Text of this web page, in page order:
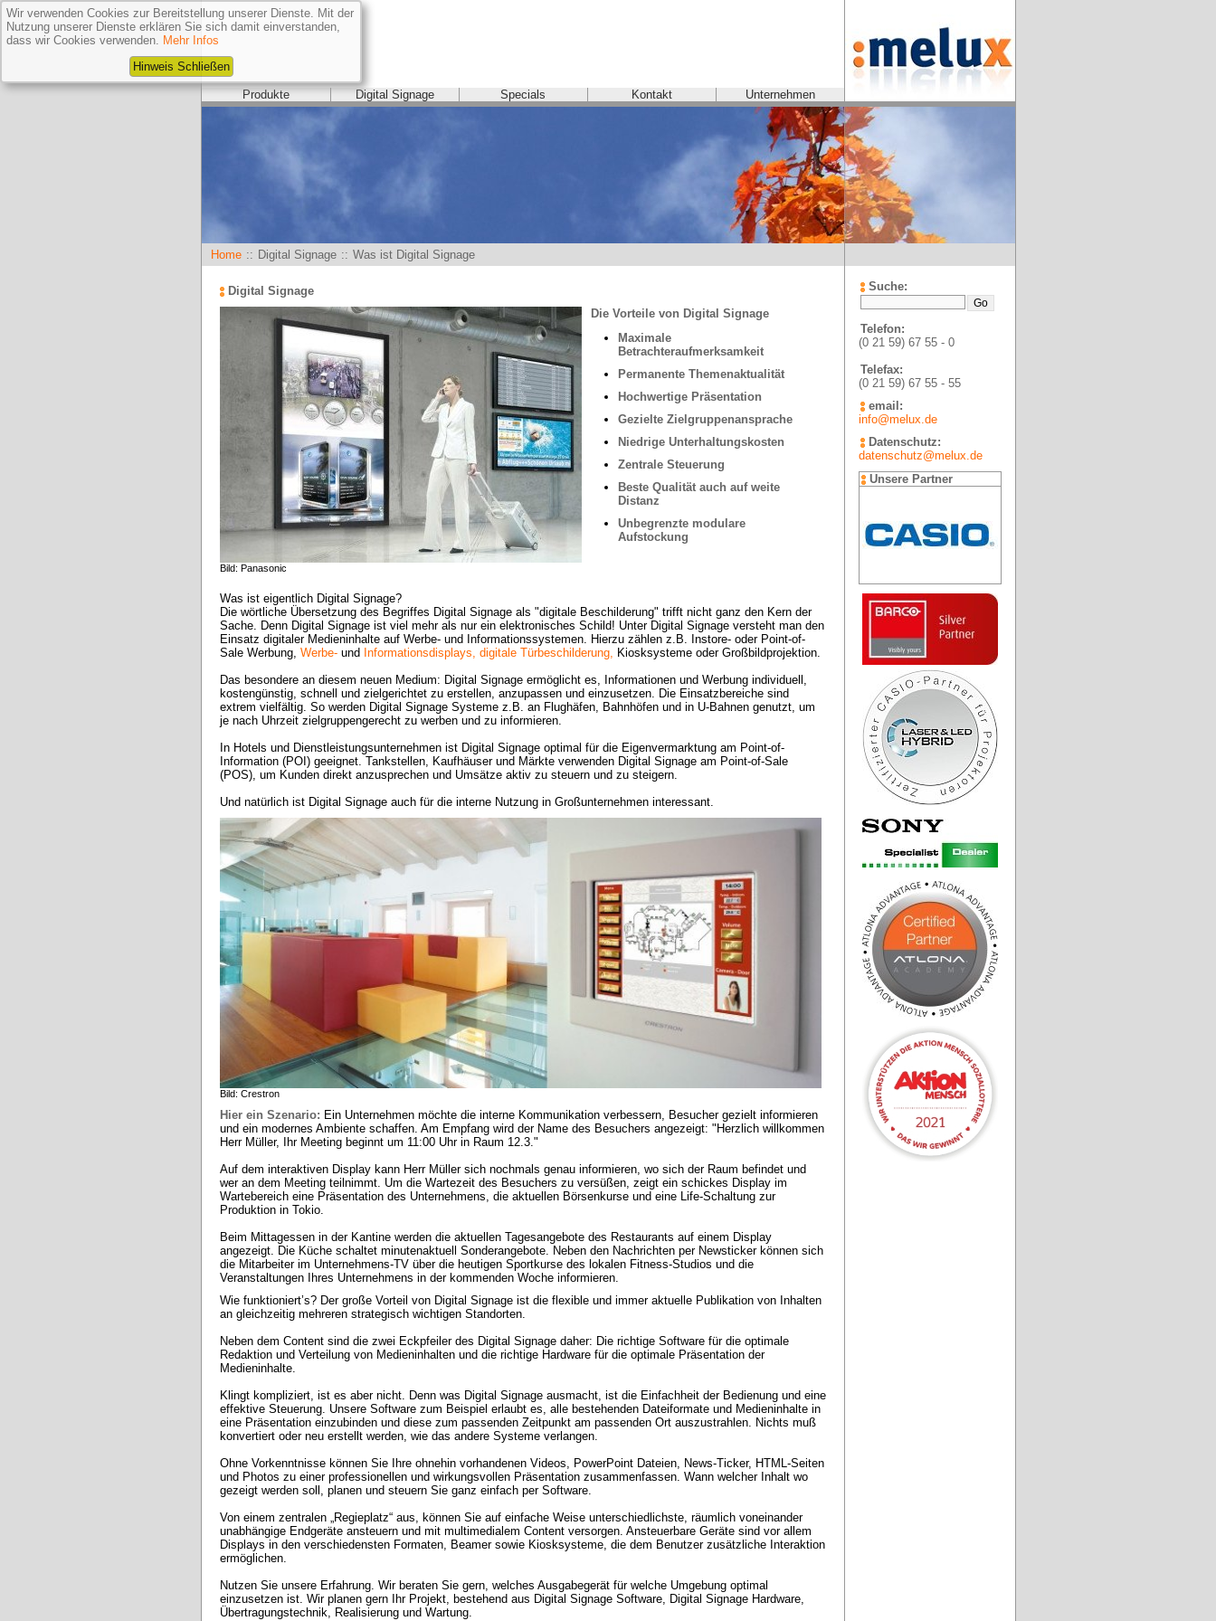
Produkte Digital Signage Specials Kontakt Unternehmen
Home :: Digital Signage :: Was ist Digital Signage
Digital Signage
Bild: Panasonic
Die Vorteile von Digital Signage
Maximale
Betrachteraufmerksamkeit
Permanente Themenaktualität
Hochwertige Präsentation
Gezielte Zielgruppenansprache
Niedrige Unterhaltungskosten
Zentrale Steuerung
Beste Qualität auch auf weite
Distanz
Unbegrenzte modulare
Aufstockung
Was ist eigentlich Digital Signage?
Die wörtliche Übersetzung des Begriffes Digital Signage als "digitale Beschilderung" trifft nicht ganz den Kern der
Sache. Denn Digital Signage ist viel mehr als nur ein elektronisches Schild! Unter Digital Signage versteht man den
Einsatz digitaler Medieninhalte auf Werbe- und Informationssystemen. Hierzu zählen z.B. Instore- oder Point-of-
Sale Werbung, Werbe- und Informationsdisplays, digitale Türbeschilderung, Kiosksysteme oder Großbildprojektion.
Das besondere an diesem neuen Medium: Digital Signage ermöglicht es, Informationen und Werbung individuell,
kostengünstig, schnell und zielgerichtet zu erstellen, anzupassen und einzusetzen. Die Einsatzbereiche sind
extrem vielfältig. So werden Digital Signage Systeme z.B. an Flughäfen, Bahnhöfen und in U-Bahnen genutzt, um
je nach Uhrzeit zielgruppengerecht zu werben und zu informieren.
In Hotels und Dienstleistungsunternehmen ist Digital Signage optimal für die Eigenvermarktung am Point-of-
Information (POI) geeignet. Tankstellen, Kaufhäuser und Märkte verwenden Digital Signage am Point-of-Sale
(POS), um Kunden direkt anzusprechen und Umsätze aktiv zu steuern und zu steigern.
Und natürlich ist Digital Signage auch für die interne Nutzung in Großunternehmen interessant.
Bild: Crestron
Hier ein Szenario: Ein Unternehmen möchte die interne Kommunikation verbessern, Besucher gezielt informieren
und ein modernes Ambiente schaffen. Am Empfang wird der Name des Besuchers angezeigt: "Herzlich willkommen
Herr Müller, Ihr Meeting beginnt um 11:00 Uhr in Raum 12.3."
Auf dem interaktiven Display kann Herr Müller sich nochmals genau informieren, wo sich der Raum befindet und
wer an dem Meeting teilnimmt. Um die Wartezeit des Besuchers zu versüßen, zeigt ein schickes Display im
Wartebereich eine Präsentation des Unternehmens, die aktuellen Börsenkurse und eine Life-Schaltung zur
Produktion in Tokio.
Beim Mittagessen in der Kantine werden die aktuellen Tagesangebote des Restaurants auf einem Display
angezeigt. Die Küche schaltet minutenaktuell Sonderangebote. Neben den Nachrichten per Newsticker können sich
die Mitarbeiter im Unternehmens-TV über die heutigen Sportkurse des lokalen Fitness-Studios und die
Veranstaltungen Ihres Unternehmens in der kommenden Woche informieren.
Wie funktioniert’s? Der große Vorteil von Digital Signage ist die flexible und immer aktuelle Publikation von Inhalten
an gleichzeitig mehreren strategisch wichtigen Standorten.
Neben dem Content sind die zwei Eckpfeiler des Digital Signage daher: Die richtige Software für die optimale
Redaktion und Verteilung von Medieninhalten und die richtige Hardware für die optimale Präsentation der
Medieninhalte.
Klingt kompliziert, ist es aber nicht. Denn was Digital Signage ausmacht, ist die Einfachheit der Bedienung und eine
effektive Steuerung. Unsere Software zum Beispiel erlaubt es, alle bestehenden Dateiformate und Medieninhalte in
eine Präsentation einzubinden und diese zum passenden Zeitpunkt am passenden Ort auszustrahlen. Nichts muß
konvertiert oder neu erstellt werden, wie das andere Systeme verlangen.
Ohne Vorkenntnisse können Sie Ihre ohnehin vorhandenen Videos, PowerPoint Dateien, News-Ticker, HTML-Seiten
und Photos zu einer professionellen und wirkungsvollen Präsentation zusammenfassen. Wann welcher Inhalt wo
gezeigt werden soll, planen und steuern Sie ganz einfach per Software.
Von einem zentralen „Regieplatz“ aus, können Sie auf einfache Weise unterschiedlichste, räumlich voneinander
unabhängige Endgeräte ansteuern und mit multimedialem Content versorgen. Ansteuerbare Geräte sind vor allem
Displays in den verschiedensten Formaten, Beamer sowie Kiosksysteme, die dem Benutzer zusätzliche Interaktion
ermöglichen.
Nutzen Sie unsere Erfahrung. Wir beraten Sie gern, welches Ausgabegerät für welche Umgebung optimal
einzusetzen ist. Wir planen gern Ihr Projekt, bestehend aus Digital Signage Software, Digital Signage Hardware,
Übertragungstechnik, Realisierung und Wartung.
Suche:
Telefon:
(0 21 59) 67 55 - 0
Telefax:
(0 21 59) 67 55 - 55
email:
info@melux.de
Datenschutz:
datenschutz@melux.de
Unsere Partner
Wir verwenden Cookies zur Bereitstellung unserer Dienste. Mit der
Nutzung unserer Dienste erklären Sie sich damit einverstanden,
dass wir Cookies verwenden. Mehr Infos
Hinweis Schließen